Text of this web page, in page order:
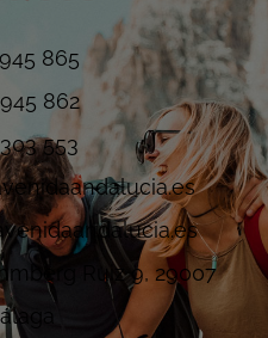
865
862
553
Ruiz 9, 29007